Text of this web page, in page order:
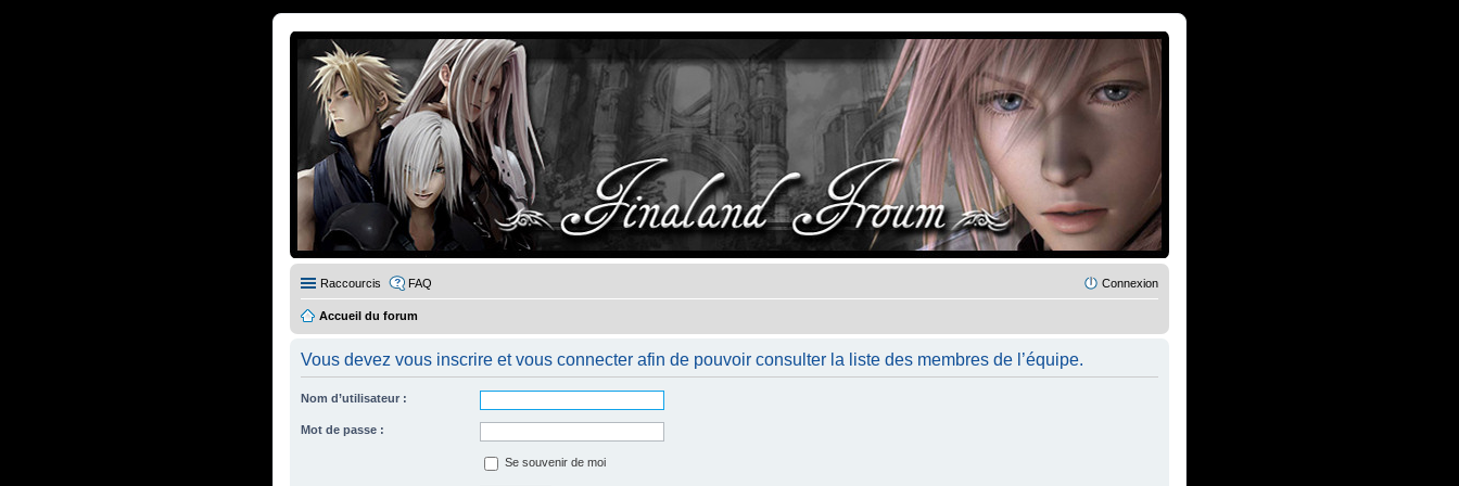
Raccourcis FAQ Connexion
Accueil du forum
Vous devez vous inscrire et vous connecter afin de pouvoir consulter la liste des membres de l’équipe.
Nom d’utilisateur :
Mot de passe :
Se souvenir de moi